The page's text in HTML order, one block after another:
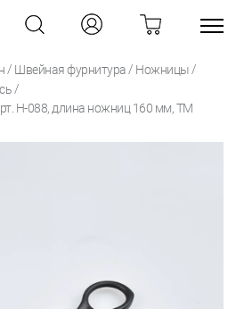
/ Швейная фурнитура / Ножницы /
/
Н-088, длина ножниц 160 мм, ТМ